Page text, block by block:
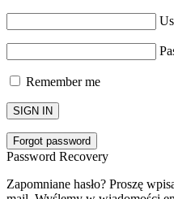
Remember me
SIGN IN
Forgot password
Password Recovery
Zapomniane hasło? Proszę